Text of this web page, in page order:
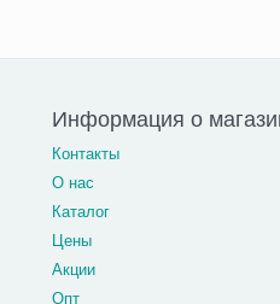
Информация о
Контакты
О нас
Каталог
Цены
Акции
Опт